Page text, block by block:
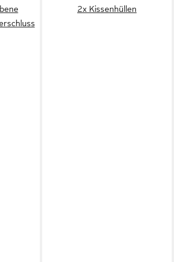
2x Kissenhüllen